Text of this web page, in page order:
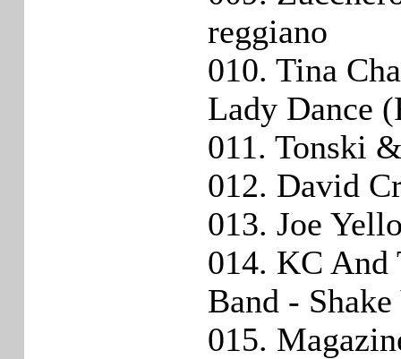
reggiano
010. Tina
Lady Dance
011. Tonski
012. David
013. Joe
014. KC And
Band -
015.